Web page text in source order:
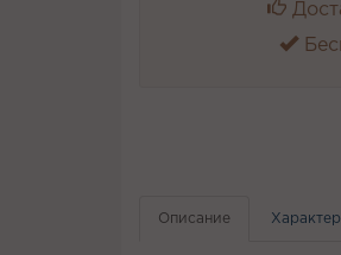
Описание